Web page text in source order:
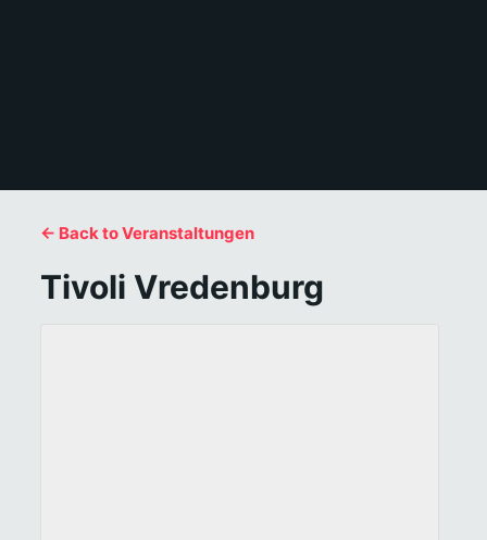
← Back to Veranstaltungen
Tivoli Vredenburg